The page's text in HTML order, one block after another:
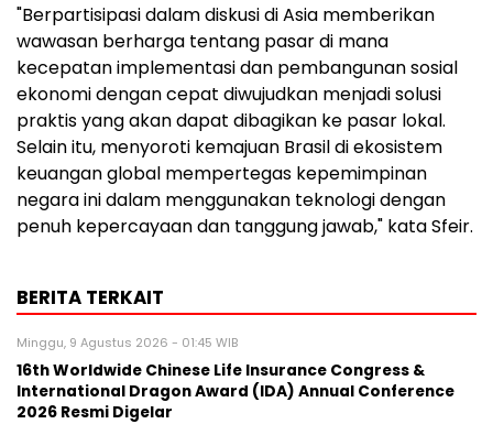
"Berpartisipasi dalam diskusi di Asia memberikan
wawasan berharga tentang pasar di mana
kecepatan implementasi dan pembangunan sosial
ekonomi dengan cepat diwujudkan menjadi solusi
praktis yang akan dapat dibagikan ke pasar lokal.
Selain itu, menyoroti kemajuan Brasil di ekosistem
keuangan global mempertegas kepemimpinan
negara ini dalam menggunakan teknologi dengan
penuh kepercayaan dan tanggung jawab," kata Sfeir.
BERITA TERKAIT
Minggu, 9 Agustus 2026 - 01:45 WIB
16th Worldwide Chinese Life Insurance Congress &
International Dragon Award (IDA) Annual Conference
2026 Resmi Digelar